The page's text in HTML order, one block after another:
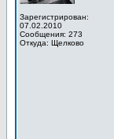
Зарегистрирован:
07.02.2010
Сообщения: 273
Откуда: Щелково